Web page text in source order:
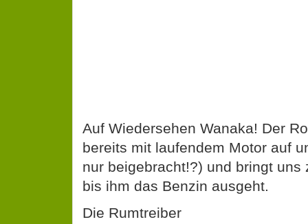
Auf Wiedersehen Wanaka! Der
bereits mit laufendem Motor auf
nur beigebracht!?) und bringt uns
bis ihm das Benzin ausgeht.
Die Rumtreiber